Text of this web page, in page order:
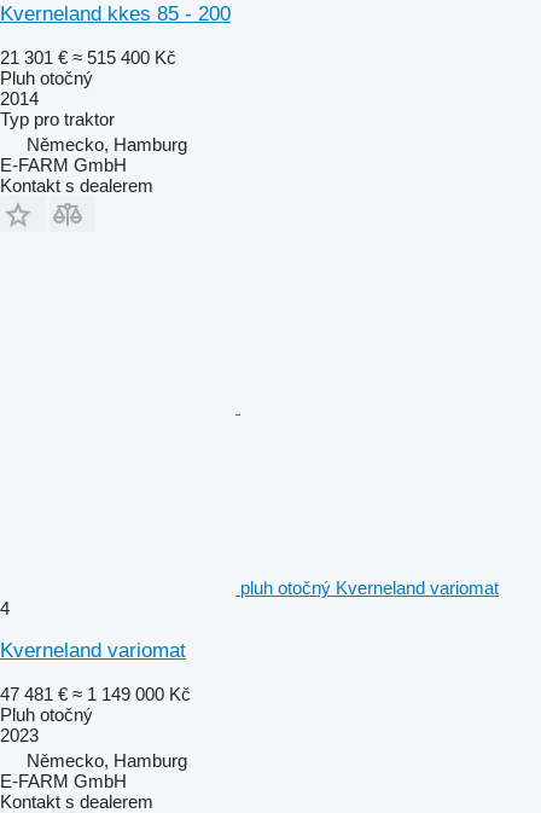
Kverneland kkes 85 - 200
21 301 € ≈ 515 400 Kč
Pluh otočný
2014
Typ pro traktor
Německo, Hamburg
E-FARM GmbH
Kontakt s dealerem
pluh otočný Kverneland variomat
4
Kverneland variomat
47 481 € ≈ 1 149 000 Kč
Pluh otočný
2023
Německo, Hamburg
E-FARM GmbH
Kontakt s dealerem